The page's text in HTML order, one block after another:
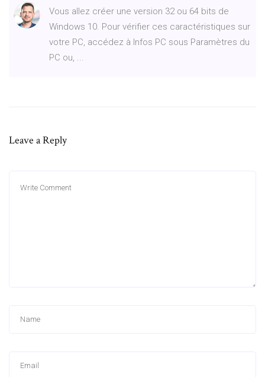
Vous allez créer une version 32 ou 64 bits de
Windows 10. Pour vérifier ces caractéristiques sur
votre PC, accédez à Infos PC sous Paramètres du
PC ou, ...
Leave a Reply